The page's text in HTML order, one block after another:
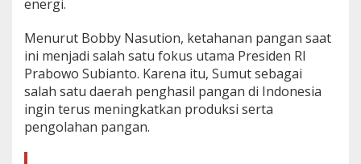
n
e
r
g
d
e
energi.
Menurut Bobby Nasution, ketahanan pangan saat
ini menjadi salah satu fokus utama Presiden RI
Prabowo Subianto. Karena itu, Sumut sebagai
salah satu daerah penghasil pangan di Indonesia
ingin terus meningkatkan produksi serta
pengolahan pangan.